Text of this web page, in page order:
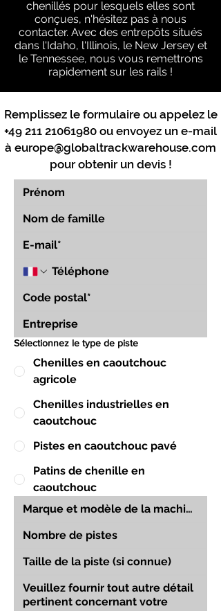
chenillés pour lesquels elles sont
conçues, n'hésitez pas à nous
contacter. Avec des entrepôts situés
dans l'Idaho, l'Illinois, le New Jersey et
le Tennessee, nous vous remettrons
rapidement sur les rails !
Remplissez le formulaire ou appelez le
+49 211 21061980 ou envoyez un e-mail
à europe@globaltrackwarehouse.com
pour obtenir un devis !
Sélectionnez le type de piste
Chenilles en caoutchouc
agricole
Chenilles industrielles en
caoutchouc
Pistes en caoutchouc pavé
Patins de chenille en
caoutchouc